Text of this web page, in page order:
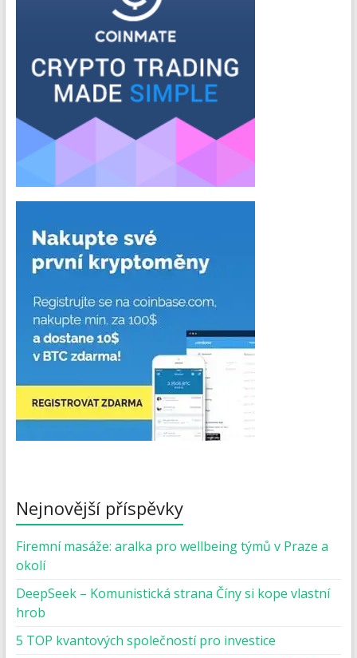
Nejnovější příspěvky
Firemní masáže: aralka pro wellbeing týmů v Praze a
okolí
DeepSeek – Komunistická strana Číny si kope vlastní
hrob
5 TOP kvantových společností pro investice